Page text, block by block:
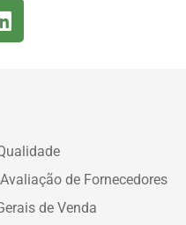
de Fornecedores
de Venda